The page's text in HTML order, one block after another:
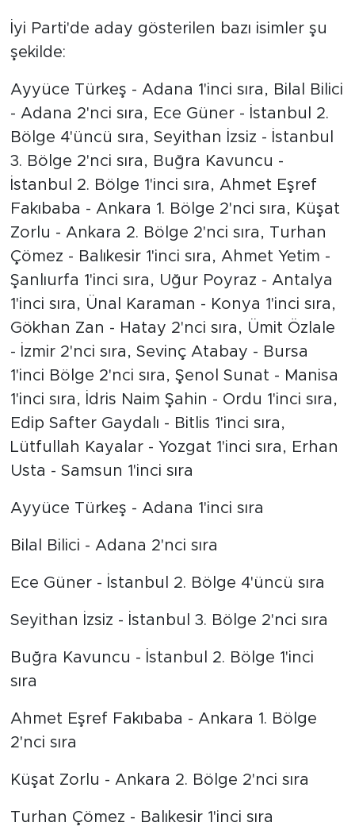
İyi Parti'de aday gösterilen bazı isimler şu
şekilde:
Ayyüce Türkeş - Adana 1'inci sıra, Bilal Bilici
- Adana 2'nci sıra, Ece Güner - İstanbul 2.
Bölge 4'üncü sıra, Seyithan İzsiz - İstanbul
3. Bölge 2'nci sıra, Buğra Kavuncu -
İstanbul 2. Bölge 1'inci sıra, Ahmet Eşref
Fakıbaba - Ankara 1. Bölge 2'nci sıra, Küşat
Zorlu - Ankara 2. Bölge 2'nci sıra, Turhan
Çömez - Balıkesir 1'inci sıra, Ahmet Yetim -
Şanlıurfa 1'inci sıra, Uğur Poyraz - Antalya
1'inci sıra, Ünal Karaman - Konya 1'inci sıra,
Gökhan Zan - Hatay 2'nci sıra, Ümit Özlale
- İzmir 2'nci sıra, Sevinç Atabay - Bursa
1'inci Bölge 2'nci sıra, Şenol Sunat - Manisa
1'inci sıra, İdris Naim Şahin - Ordu 1'inci sıra,
Edip Safter Gaydalı - Bitlis 1'inci sıra,
Lütfullah Kayalar - Yozgat 1'inci sıra, Erhan
Usta - Samsun 1'inci sıra
Ayyüce Türkeş - Adana 1'inci sıra
Bilal Bilici - Adana 2'nci sıra
Ece Güner - İstanbul 2. Bölge 4'üncü sıra
Seyithan İzsiz - İstanbul 3. Bölge 2'nci sıra
Buğra Kavuncu - İstanbul 2. Bölge 1'inci
sıra
Ahmet Eşref Fakıbaba - Ankara 1. Bölge
2'nci sıra
Küşat Zorlu - Ankara 2. Bölge 2'nci sıra
Turhan Çömez - Balıkesir 1'inci sıra